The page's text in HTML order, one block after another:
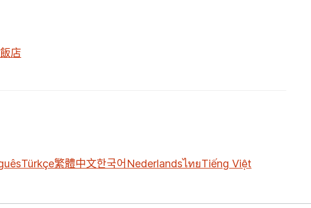
店
Türkçe繁體中文한국어 NederlandsไทยTiếng Việt